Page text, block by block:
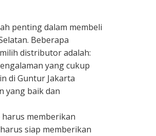
penting dalam membeli
Beberapa
distributor adalah:
yang cukup
di Guntur Jakarta
yang baik dan
memberikan
siap memberikan